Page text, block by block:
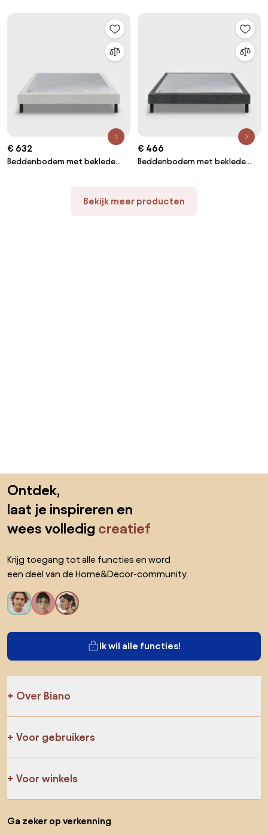
€ 632
Beddenbodem met beklede
€ 466
Beddenbodem met beklede
Bekijk meer producten
Ontdek,
laat je inspireren en
wees volledig creatief
Krijg toegang tot alle functies en word
een deel van de Home&Decor-community.
Ik wil alle functies!
Over Biano
Voor gebruikers
Voor winkels
Ga zeker op verkenning